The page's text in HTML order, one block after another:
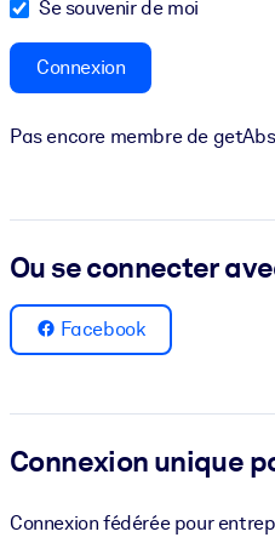
Pour LMS/LXP
Intégrez des connaissances
Pour bibliothèques
Pour les systèmes d’IA
Alimentez vos systèmes d'IA
Se souvenir de moi
Connexion
Pas encore membre de
Ou se connecter
Facebook
Connexion unique
Connexion fédérée pour